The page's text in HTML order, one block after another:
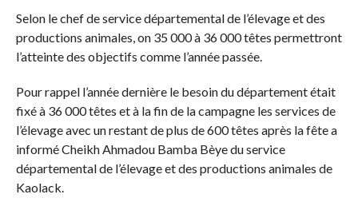
Selon le chef de service départemental de l’élevage et des
productions animales, on 35 000 à 36 000 têtes permettront
l’atteinte des objectifs comme l’année passée.
Pour rappel l’année dernière le besoin du département était
fixé à 36 000 têtes et à la fin de la campagne les services de
l’élevage avec un restant de plus de 600 têtes après la fête a
informé Cheikh Ahmadou Bamba Bèye du service
départemental de l’élevage et des productions animales de
Kaolack.